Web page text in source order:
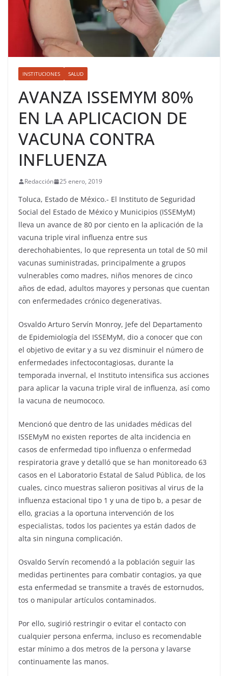
INSTITUCIONES SALUD
AVANZA ISSEMYM 80%
EN LA APLICACION DE
VACUNA CONTRA
INFLUENZA
Redacción 25 enero, 2019
Toluca, Estado de México.- El Instituto de Seguridad
Social del Estado de México y Municipios (ISSEMyM)
lleva un avance de 80 por ciento en la aplicación de la
vacuna triple viral influenza entre sus
derechohabientes, lo que representa un total de 50 mil
vacunas suministradas, principalmente a grupos
vulnerables como madres, niños menores de cinco
años de edad, adultos mayores y personas que cuentan
con enfermedades crónico degenerativas.
Osvaldo Arturo Servín Monroy, Jefe del Departamento
de Epidemiología del ISSEMyM, dio a conocer que con
el objetivo de evitar y a su vez disminuir el número de
enfermedades infectocontagiosas, durante la
temporada invernal, el Instituto intensifica sus acciones
para aplicar la vacuna triple viral de influenza, así como
la vacuna de neumococo.
Mencionó que dentro de las unidades médicas del
ISSEMyM no existen reportes de alta incidencia en
casos de enfermedad tipo influenza o enfermedad
respiratoria grave y detalló que se han monitoreado 63
casos en el Laboratorio Estatal de Salud Pública, de los
cuales, cinco muestras salieron positivas al virus de la
influenza estacional tipo 1 y una de tipo b, a pesar de
ello, gracias a la oportuna intervención de los
especialistas, todos los pacientes ya están dados de
alta sin ninguna complicación.
Osvaldo Servín recomendó a la población seguir las
medidas pertinentes para combatir contagios, ya que
esta enfermedad se transmite a través de estornudos,
tos o manipular artículos contaminados.
Por ello, sugirió restringir o evitar el contacto con
cualquier persona enferma, incluso es recomendable
estar mínimo a dos metros de la persona y lavarse
continuamente las manos.